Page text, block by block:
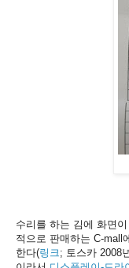
수리를 하는 김에 화면
적으로 판매하는 C-mall
한다(링크; 토스카 2008